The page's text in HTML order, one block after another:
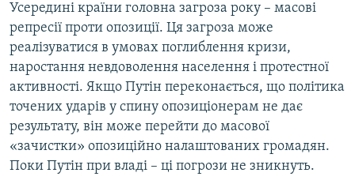
Усередині країни головна загроза року – масові
репресії проти опозиції. Ця загроза може
реалізуватися в умовах поглиблення кризи,
наростання невдоволення населення і протестної
активності. Якщо Путін переконається, що політика
точених ударів у спину опозиціонерам не дає
результату, він може перейти до масової
«зачистки» опозиційно налаштованих громадян.
Поки Путін при владі – ці погрози не зникнуть.